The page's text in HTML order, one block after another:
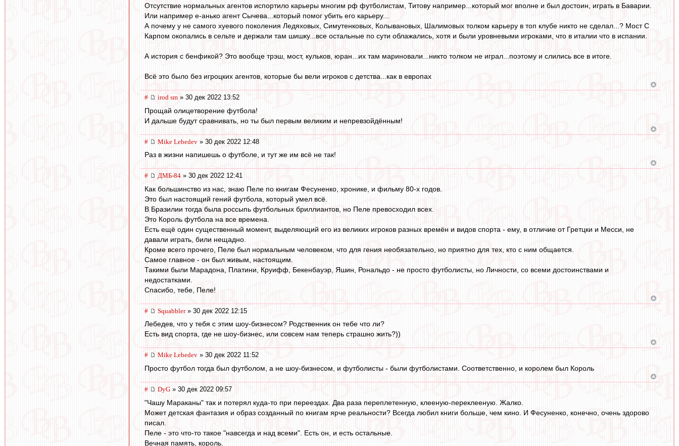
Отсутствие нормальных агентов испортило карьеры многим рф футболистам, Титову например...который мог вполне и был достоин, играть в Баварии.
Или например е-анько агент Сычева...который помог убить его карьеру...
А почему у не самого хуевого поколения Ледяховых, Симутенковых, Колывановых, Шалимовых толком карьеру в топ клубе никто не сделал...? Мост С
Карпом окопались в сельте и держали там шишку...все остальные по сути облажались, хотя и были уровневыми игроками, что в италии что в испании.
А история с бенфикой? Это вообще трэш, мост, кульков, юран...их там мариновали...никто толком не играл...поэтому и слились все в итоге.
Всё это было без игроцких агентов, которые бы вели игроков с детства...как в европах
# irod sm » 30 дек 2022 13:52
Прощай олицетворение футбола!
И дальше будут сравнивать, но ты был первым великим и непревзойдённым!
# Mike Lebedev » 30 дек 2022 12:48
Раз в жизни напишешь о футболе, и тут же им всё не так!
# ДМБ-84 » 30 дек 2022 12:41
Как большинство из нас, знаю Пеле по книгам Фесуненко, хронике, и фильму 80-х годов.
Это был настоящий гений футбола, который умел всё.
В Бразилии тогда была россыпь футбольных бриллиантов, но Пеле превосходил всех.
Это Король футбола на все времена.
Есть ещё один существенный момент, выделяющий его из великих игроков разных времён и видов спорта - ему, в отличие от Гретцки и Месси, не
давали играть, били нещадно.
Кроме всего прочего, Пеле был нормальным человеком, что для гения необязательно, но приятно для тех, кто с ним общается.
Самое главное - он был живым, настоящим.
Такими были Марадона, Платини, Круифф, Бекенбауэр, Яшин, Рональдо - не просто футболисты, но Личности, со всеми достоинствами и
недостатками.
Спасибо, тебе, Пеле!
# Squabbler» 30 дек 2022 12:15
Лебедев, что у тебя с этим шоу-бизнесом? Родственник он тебе что ли?
Есть вид спорта, где не шоу-бизнес, или совсем нам теперь страшно жить?))
# Mike Lebedev » 30 дек 2022 11:52
Просто футбол тогда был футболом, а не шоу-бизнесом, и футболисты - были футболистами. Соответственно, и королем был Король
# DyG » 30 дек 2022 09:57
"Чашу Мараканы" так и потерял куда-то при переездах. Два раза переплетенную, клееную-переклееную. Жалко.
Может детская фантазия и образ созданный по книгам ярче реальности? Всегда любил книги больше, чем кино. И Фесуненко, конечно, очень здорово
писал.
Пеле - это что-то такое "навсегда и над всеми". Есть он, и есть остальные.
Вечная память, король.